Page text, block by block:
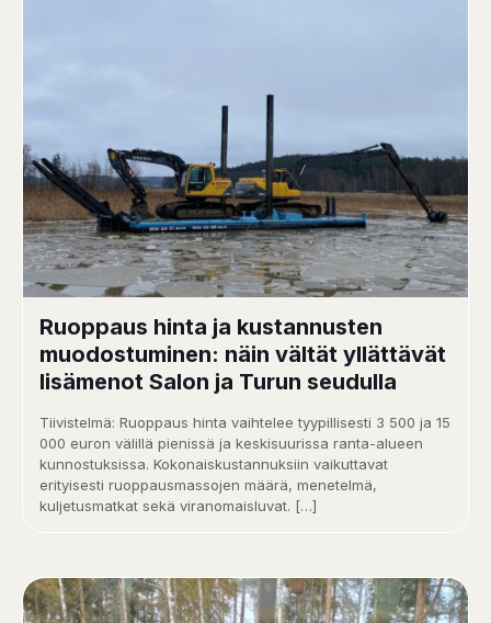
Ruoppaus hinta ja kustannusten
muodostuminen: näin vältät yllättävät
lisämenot Salon ja Turun seudulla
Tiivistelmä: Ruoppaus hinta vaihtelee tyypillisesti 3 500 ja 15
000 euron välillä pienissä ja keskisuurissa ranta-alueen
kunnostuksissa. Kokonaiskustannuksiin vaikuttavat
erityisesti ruoppausmassojen määrä, menetelmä,
kuljetusmatkat sekä viranomaisluvat. […]